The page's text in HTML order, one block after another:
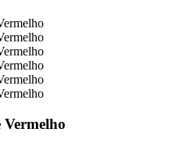
Vermelho